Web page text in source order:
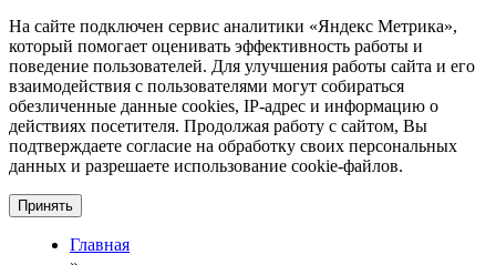
На сайте подключен сервис аналитики «Яндекс Метрика»,
который помогает оценивать эффективность работы и
поведение пользователей. Для улучшения работы сайта и его
взаимодействия с пользователями могут собираться
обезличенные данные cookies, IP-адрес и информацию о
действиях посетителя. Продолжая работу с сайтом, Вы
подтверждаете согласие на обработку своих персональных
данных и разрешаете использование cookie-файлов.
Принять
Главная